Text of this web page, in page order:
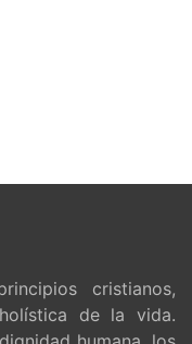
cristianos,
de la vida.